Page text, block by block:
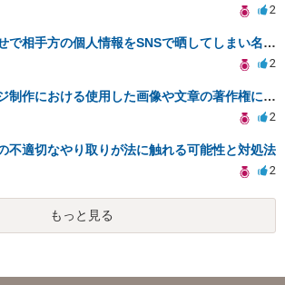
2
当方の腹いせで相手方の個人情報をSNSで晒してしまい名誉毀損させてしまったかもしれない
2
ホームページ制作における使用した画像や文章の著作権について
2
不適切なやり取りが法に触れる可能性と対処法
2
もっと見る